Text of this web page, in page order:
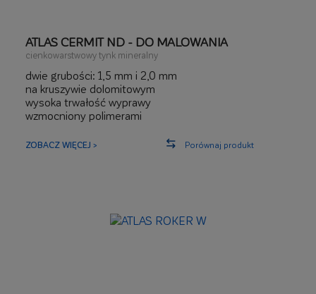
ATLAS CERMIT ND - DO MALOWANIA
cienkowarstwowy tynk mineralny
dwie grubości: 1,5 mm i 2,0 mm
na kruszywie dolomitowym
wysoka trwałość wyprawy
wzmocniony polimerami
równomierna faktura z wykorzystaniem wypełniaczy
ZOBACZ WIĘCEJ > Porównaj produkt